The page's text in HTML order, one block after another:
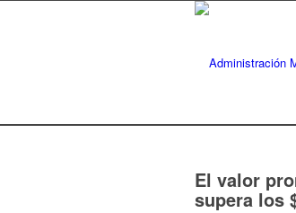
El valor
supera los